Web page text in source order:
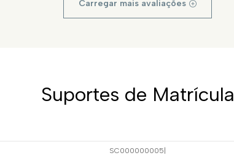
Carregar mais avaliações
Suportes de Matrícula
SC000000005|